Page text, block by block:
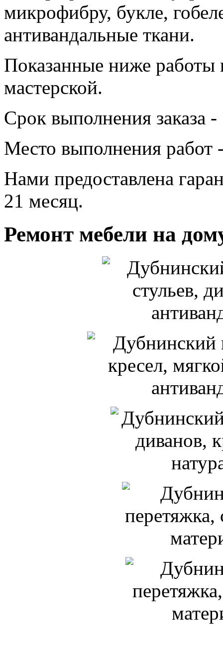
микрофибру, букле,
антивандальные ткани.
Показанные ниже работы
мастерской.
Срок выполнения заказа
Место выполнения работ
Нами предоставлена
21 месяц.
Ремонт мебели на